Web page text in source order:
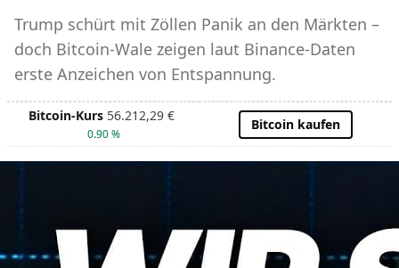
Trump schürt mit Zöllen Panik an den Märkten –
doch Bitcoin-Wale zeigen laut Binance-Daten
erste Anzeichen von Entspannung.
Bitcoin-Kurs 56.212,29 €
0.90 %
Bitcoin kaufen